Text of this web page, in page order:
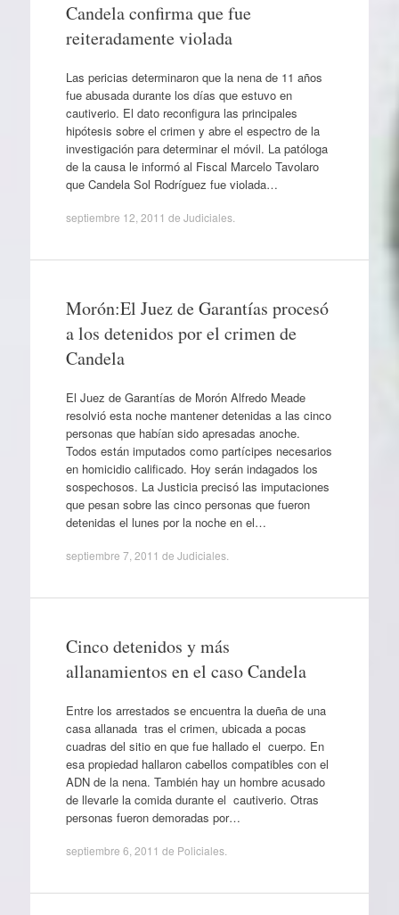
Candela confirma que fue
reiteradamente violada
Las pericias determinaron que la nena de 11 años
fue abusada durante los días que estuvo en
cautiverio. El dato reconfigura las principales
hipótesis sobre el crimen y abre el espectro de la
investigación para determinar el móvil. La patóloga
de la causa le informó al Fiscal Marcelo Tavolaro
que Candela Sol Rodríguez fue violada…
septiembre 12, 2011 de Judiciales.
Morón:El Juez de Garantías procesó
a los detenidos por el crimen de
Candela
El Juez de Garantías de Morón Alfredo Meade
resolvió esta noche mantener detenidas a las cinco
personas que habían sido apresadas anoche.
Todos están imputados como partícipes necesarios
en homicidio calificado. Hoy serán indagados los
sospechosos. La Justicia precisó las imputaciones
que pesan sobre las cinco personas que fueron
detenidas el lunes por la noche en el…
septiembre 7, 2011 de Judiciales.
Cinco detenidos y más
allanamientos en el caso Candela
Entre los arrestados se encuentra la dueña de una
casa allanada tras el crimen, ubicada a pocas
cuadras del sitio en que fue hallado el cuerpo. En
esa propiedad hallaron cabellos compatibles con el
ADN de la nena. También hay un hombre acusado
de llevarle la comida durante el cautiverio. Otras
personas fueron demoradas por…
septiembre 6, 2011 de Policiales.